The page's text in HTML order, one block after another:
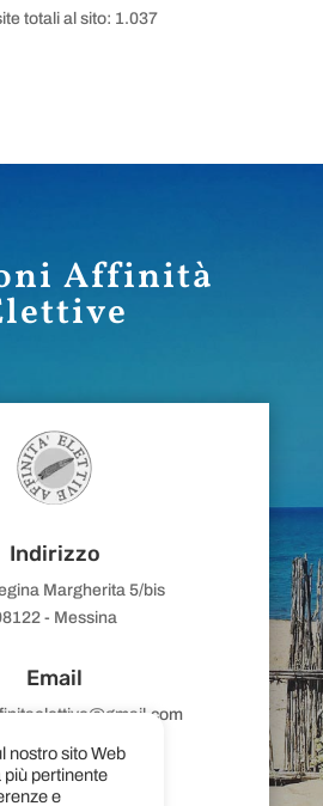
totali al sito: 1.037
Affinità
Indirizzo
Margherita 5/bis
- Messina
Email
nostro sito Web
più pertinente
e